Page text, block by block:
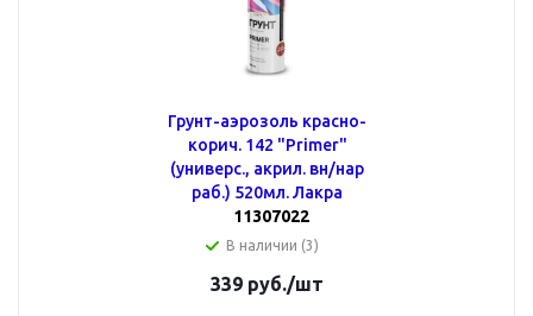
Грунт-аэрозоль красно-
корич. 142 "Primer"
(универс., акрил. вн/нар
раб.) 520мл. Лакра
11307022
В наличии (3)
339 руб./шт